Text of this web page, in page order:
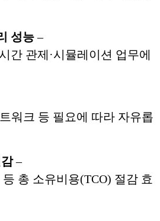
성능–
간 관제·시뮬레이션 업무에
워크 등 필요에 따라 자유롭
–
등 총 소유비용(TCO) 절감 효